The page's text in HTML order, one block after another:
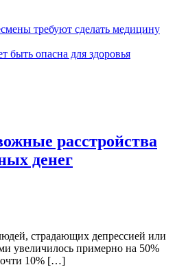
требуют сделать медицину
быть опасна для здоровья
расстройства
денег
страдающих депрессией или
увеличилось примерно на 50%
10% […]